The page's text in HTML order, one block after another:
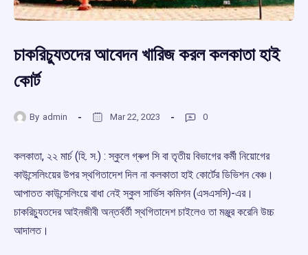
চাকরিচ্যুতদের আবেদন খারিজ করল কলকাতা হাই
কোর্ট
By admin Mar 22, 2023 0
কলকাতা, ২২ মার্চ (হি. স.) : স্কুলে গ্ৰুপ সি বা তৃতীয় বিভাগের কর্মী নিয়োগের
কাউন্সেলিংয়ের উপর স্থগিতাদেশ দিল না কলকাতা হাই কোর্টের ডিভিশন বেঞ্চ।
আপাতত কাউন্সেলিংয়ে বাধা নেই স্কুল সার্ভিস কমিশন (এসএসসি)-এর।
চাকরিচ্যুতদের আইনজীবী অন্তর্বর্তী স্থগিতাদেশ চাইলেও তা মঞ্জুর করেনি উচ্চ
আদালত।